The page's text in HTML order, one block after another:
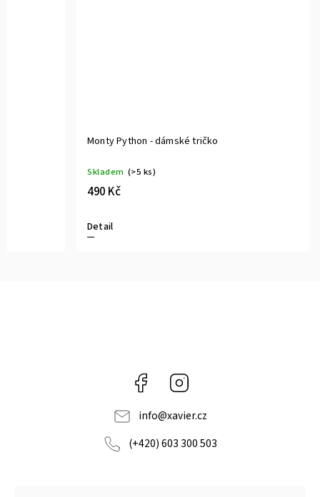
Black Books - pánské tričko
(>5 ks)
Facebook
info@xavier.cz
(+420) 603 300 503